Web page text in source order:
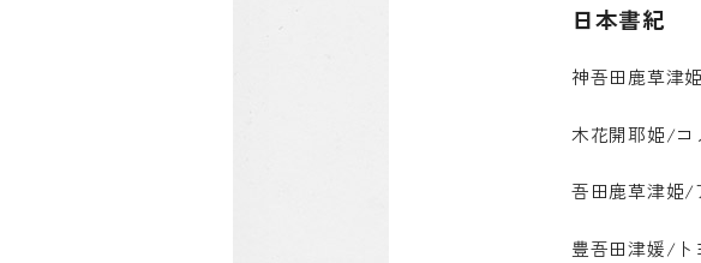
日本書紀
神吾田鹿草津
木花開耶姫/コ
吾田鹿草津姫/
豊吾田津媛/ト